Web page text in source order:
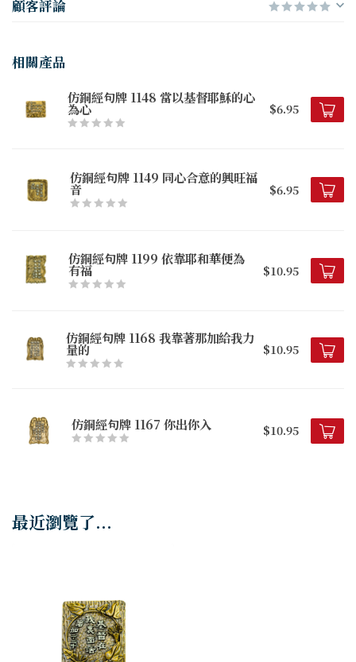
顧客評論
相關產品
仿銅經句牌 1148 當以基督耶穌的心
為心 $6.95
仿銅經句牌 1149 同心合意的興旺福
音 $6.95
仿銅經句牌 1199 依靠耶和華便為
有福 $10.95
仿銅經句牌 1168 我靠著那加給我力
量的 $10.95
仿銅經句牌 1167 你出你入 $10.95
最近瀏覽了...